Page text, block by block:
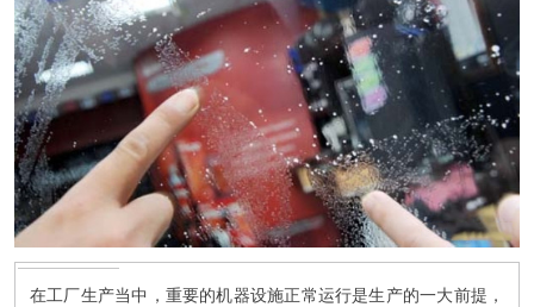
在工厂生产当中，重要的机器设施正常运行是生产的一大前提，